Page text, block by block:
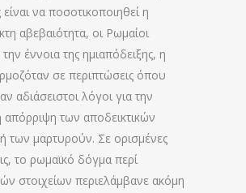
είναι να ποσοτικοποιηθεί η
αβεβαιότητα, οι Ρωμαίοι
έννοια της ημιαπόδειξης, η
σε περιπτώσεις όπου
αδιάσειστοι λόγοι για την
των αποδεικτικών
των μαρτυρούν. Σε ορισμένες
το ρωμαϊκό δόγμα περί
στοιχείων περιελάμβανε ακόμη